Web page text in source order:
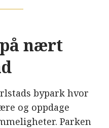
nært
bypark hvor
og oppdage
Parken